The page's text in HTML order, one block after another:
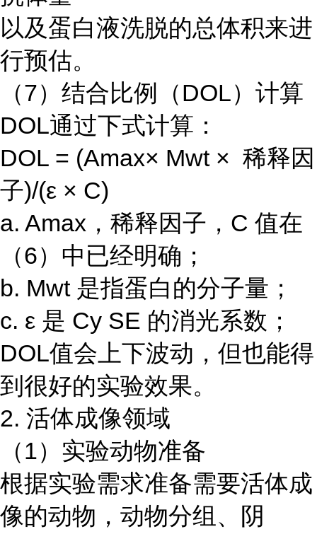
以及蛋白液洗脱的总体积来进
行预估。
（7）结合比例（DOL）计算
DOL通过下式计算：
DOL = (Amax× Mwt × 稀释因
子)/(ε × C)
a. Amax，稀释因子，C 值在
（6）中已经明确；
b. Mwt 是指蛋白的分子量；
c. ε 是 Cy SE 的消光系数；
DOL值会上下波动，但也能得
到很好的实验效果。
2. 活体成像领域
（1）实验动物准备
根据实验需求准备需要活体成
像的动物，动物分组、阴